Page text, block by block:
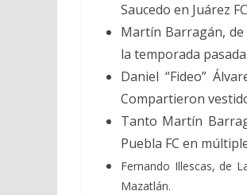
Saucedo en Juárez
Martín Barragán, de
la temporada
Daniel “Fideo”
Compartieron
Tanto Martín
Puebla FC en
Fernando Illescas, de
Mazatlán.